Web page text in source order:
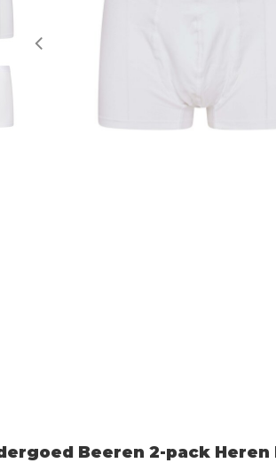
Beeren 2-pack